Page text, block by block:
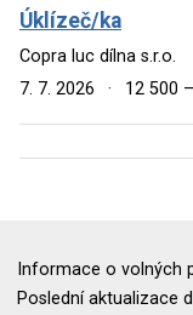
Úklízeč/ka
Copra luc dílna s.r.o.
7. 7. 2026
· 12 500
Informace o volných
Poslední aktualizace